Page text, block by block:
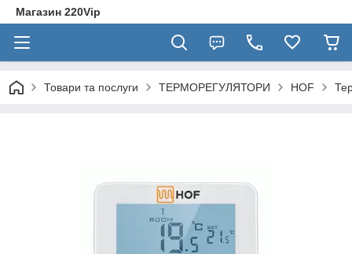
Магазин 220Vip
Товари та послуги ТЕРМОРЕГУЛЯТОРИ HOF